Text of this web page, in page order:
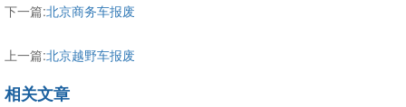
下一篇:北京商务车报废
上一篇:北京越野车报废
相关文章